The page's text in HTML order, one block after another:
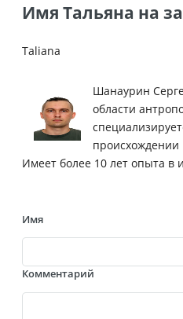
Имя Тальяна на
Taliana
Шанаурин
области
происхождении
Имеет более 10 лет опыта в
Имя
Комментарий